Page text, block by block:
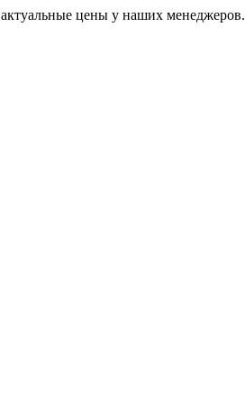
цены у наших менеджеров.